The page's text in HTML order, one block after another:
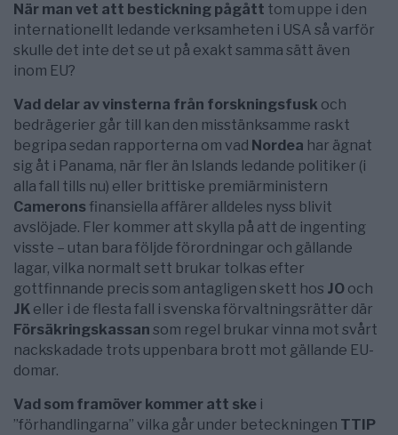
När man vet att bestickning pågått tom uppe i den
internationellt ledande verksamheten i USA så varför
skulle det inte det se ut på exakt samma sätt även
inom EU?
Vad delar av vinsterna från forskningsfusk och
bedrägerier går till kan den misstänksamme raskt
begripa sedan rapporterna om vad Nordea har ägnat
sig åt i Panama, när fler än Islands ledande politiker (i
alla fall tills nu) eller brittiske premiärministern
Camerons finansiella affärer alldeles nyss blivit
avslöjade. Fler kommer att skylla på att de ingenting
visste – utan bara följde förordningar och gällande
lagar, vilka normalt sett brukar tolkas efter
gottfinnande precis som antagligen skett hos JO och
JK eller i de flesta fall i svenska förvaltningsrätter där
Försäkringskassan som regel brukar vinna mot svårt
nackskadade trots uppenbara brott mot gällande EU-
domar.
Vad som framöver kommer att ske i
”förhandlingarna” vilka går under beteckningen TTIP